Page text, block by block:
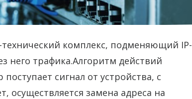
комплекс, подменяющий IP-
него трафика.Алгоритм действий
сигнал от устройства, с
осуществляется замена адреса на